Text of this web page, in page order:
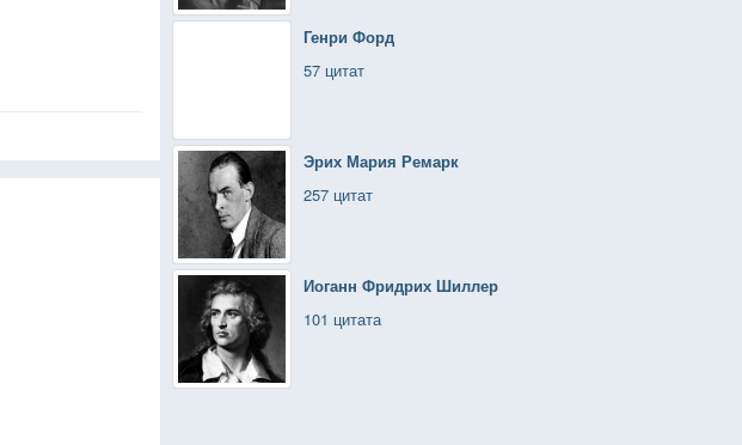
Генри Форд
57 цитат
Эрих Мария Ремарк
257 цитат
Иоганн Фридрих Шиллер
101 цитата